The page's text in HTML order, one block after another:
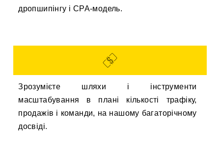
дропшипінгу і CPA-модель.
Зрозумієте шляхи і інструменти
масштабування в плані кількості трафіку,
продажів і команди, на нашому багаторічному
досвіді.